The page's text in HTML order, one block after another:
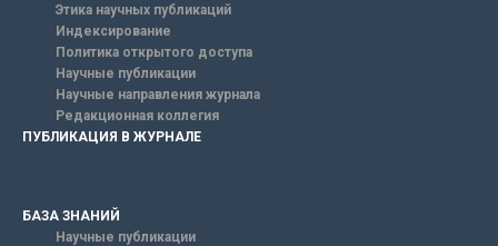
Этика научных публикаций
Индексирование
Политика открытого доступа
Научные публикации
Научные направления журнала
Редакционная коллегия
ПУБЛИКАЦИЯ В ЖУРНАЛЕ
БАЗА ЗНАНИЙ
Научные публикации